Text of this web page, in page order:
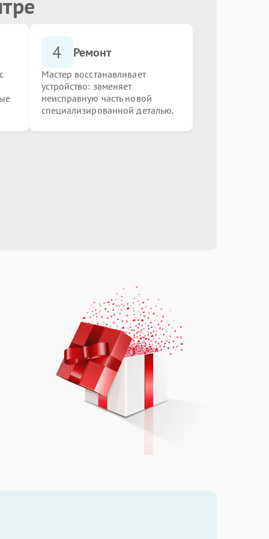
от 1000.00 ₽Выбрать
от 3000.00 ₽Выбрать
4 Ремонт
Мастер восстанавливает
устройство: заменяет
неисправную часть новой
специализированной деталью.